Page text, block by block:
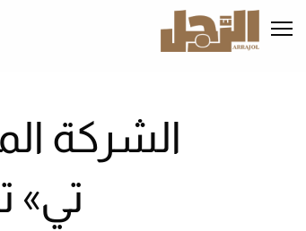
إلى
المحتوى
الشركة
تي»